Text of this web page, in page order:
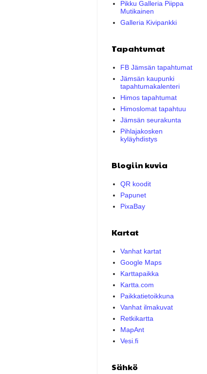
Pikku Galleria Piippa
Mutikainen
Galleria Kivipankki
Tapahtumat
FB Jämsän tapahtumat
Jämsän kaupunki
tapahtumakalenteri
Himos tapahtumat
Himoslomat tapahtuu
Jämsän seurakunta
Pihlajakosken
kyläyhdistys
Blogiin kuvia
QR koodit
Papunet
PixaBay
Kartat
Vanhat kartat
Google Maps
Karttapaikka
Kartta.com
Paikkatietoikkuna
Vanhat ilmakuvat
Retkikartta
MapAnt
Vesi.fi
Sähkö